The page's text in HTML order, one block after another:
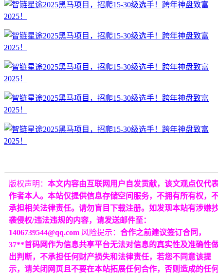
版权声明： 本文内容由互联网用户自发贡献，该文观点仅代
作者本人。本站仅提供信息存储空间服务，不拥有所有权，
承担相关法律责任。请勿盲目下载注册。如发现本站有涉嫌
袭侵权/违法违规的内容，请发送邮件至：
1406739544@qq.com 风险提示： 合作之前建议签订合同，
37**首码网作为信息共享平台无法对信息的真实性及准确性
出判断，不承担任何财产损失和法律责任，若您不同意该提
示，请关闭网页且不要在本站拓展任何合作，否则造成的任